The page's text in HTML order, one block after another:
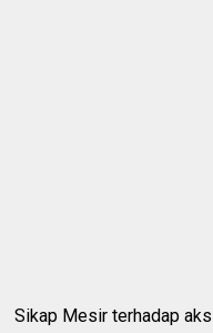
Sikap Mesir terhadap